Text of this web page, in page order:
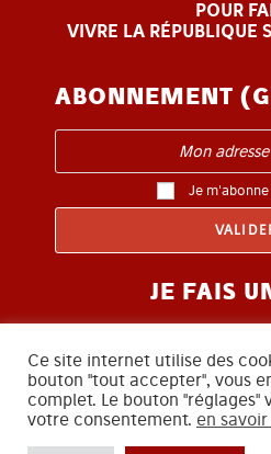
POUR
VIVRE LA RÉPUBLIQUE
ABONNEMENT
Je
JE FAIS
SUIVEZ-
Ce site internet utilise des
bouton "tout accepter", vous
complet. Le bouton
votre consentement. en